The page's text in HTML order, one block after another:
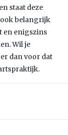
staat deze
ook belangrijk
en enigszins
Wil je
dan voor dat